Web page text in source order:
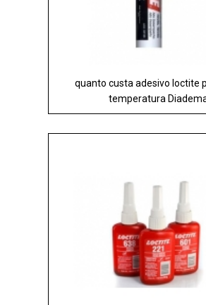
quanto custa adesivo loctite
temperatura